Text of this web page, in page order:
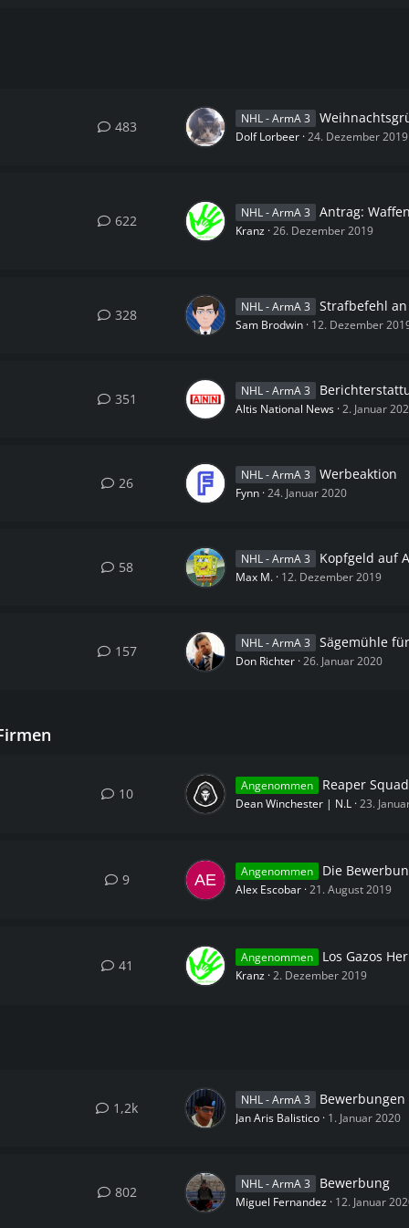
483 NHL - ArmA 3
Dolf Lorbeer 24. Dezember 2019
622 NHL - ArmA 3 Antrag: Waffengenehmigung
Kranz 26. Dezember 2019
328 NHL - ArmA 3 Strafbefehl an die
Sam Brodwin 12. Dezember
351 NHL - ArmA 3 Berichterstattungen im
Altis National News 2. Januar
26 NHL - ArmA 3 Werbeaktion
Fynn 24. Januar 2020
58 NHL - ArmA 3 Kopfgeld auf
Max M. 12. Dezember 2019
157 NHL - ArmA 3 Sägemühle
Don Richter 26. Januar 2020
10 Angenommen Reaper Squad
Dean Winchester | N.L 23.
9 Angenommen Die Bewerbung von
Alex Escobar 21. August 2019
41 Angenommen Los Gazos
Kranz 2. Dezember 2019
1,2k NHL - ArmA 3 Bewerbungen ab dem
Jan Aris Balistico 1. Januar 2020
802 NHL - ArmA 3 Bewerbung
Miguel Fernandez 12. Januar